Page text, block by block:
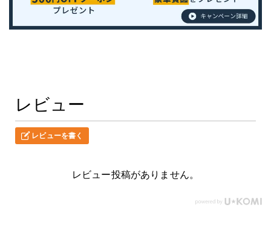
レビュー
レビューを書く
レビュー投稿がありません。